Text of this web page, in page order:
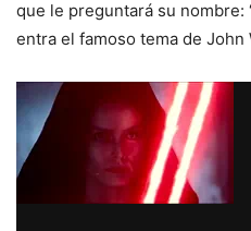
que le preguntará su nombre:
entra el famoso tema de John